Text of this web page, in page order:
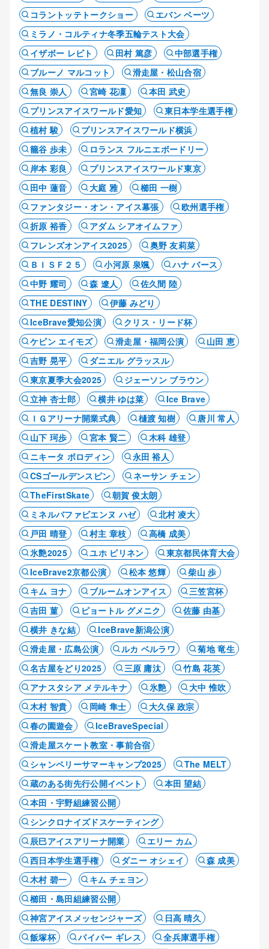
コラントッテトークショー
エバン ベーツ
ミラノ・コルティナ冬季五輪テスト大会
イザボー レビト
田村 篤彦
中部選手権
ブルーノ マルコット
滑走屋・松山合宿
無良 崇人
宮崎 花凜
本田 武史
プリンスアイスワールド愛知
東日本学生選手権
植村 駿
プリンスアイスワールド横浜
籠谷 歩未
ロランス フルニエボードリー
岸本 彩良
プリンスアイスワールド東京
田中 蓮音
大庭 雅
櫛田 一樹
ファンタジー・オン・アイス幕張
欧州選手権
折原 裕香
アダム シアオイムファ
フレンズオンアイス2025
奥野 友莉菜
ＢＩＳＦ２５
小河原 泉颯
ハナ バース
中野 耀司
森 遼人
佐久間 陸
THE DESTINY
伊藤 みどり
IceBrave愛知公演
クリス・リード杯
ケビン エイモズ
滑走屋・福岡公演
山田 恵
吉野 晃平
ダニエル グラッスル
東京夏季大会2025
ジェーソン ブラウン
立神 杏士郎
横井 ゆは菜
Ice Brave
ＩＧアリーナ開業式典
樋渡 知樹
唐川 常人
山下 珂歩
宮本 賢二
木科 雄登
ニキータ ボロディン
永田 裕人
CSゴールデンスピン
ネーサン チェン
TheFirstSkate
朝賀 俊太朗
ミネルバファビエンヌ ハゼ
北村 凌大
戸田 晴登
村主 章枝
高橋 成美
氷艶2025
ユホ ピリネン
東京都民体育大会
IceBrave2京都公演
松本 悠輝
柴山 歩
キム ヨナ
ブルームオンアイス
三笠宮杯
吉田 菫
ピョートル グメニク
佐藤 由基
横井 きな結
IceBrave新潟公演
滑走屋・広島公演
ルカ ベルラワ
菊地 竜生
名古屋をどり2025
三原 庸汰
竹島 花英
アナスタシア メテルキナ
氷艶
大中 惟吹
木村 智貴
岡崎 隼士
大久保 政宗
春の園遊会
IceBraveSpecial
滑走屋スケート教室・事前合宿
シャンペリーサマーキャンプ2025
The MELT
蔵のある街先行公開イベント
本田 望結
本田・宇野組練習公開
シンクロナイズドスケーティング
辰巳アイスアリーナ開業
エリー カム
西日本学生選手権
ダニー オシェイ
森 成美
木村 碧一
キム チェヨン
櫛田・島田組練習公開
神宮アイスメッセンジャーズ
日高 晴久
飯塚杯
パイパー ギレス
全兵庫選手権